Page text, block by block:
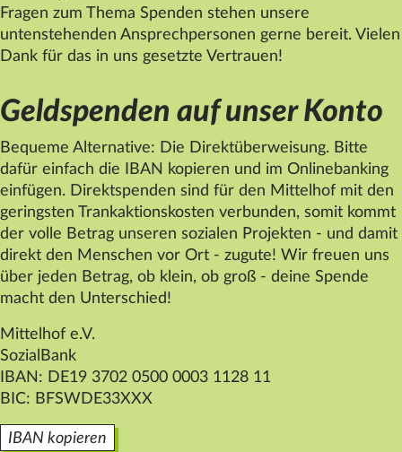
Fragen zum Thema Spenden stehen unsere
untenstehenden Ansprechpersonen gerne bereit. Vielen
Dank für das in uns gesetzte Vertrauen!
Geldspenden auf unser Konto
Bequeme Alternative: Die Direktüberweisung. Bitte
dafür einfach die IBAN kopieren und im Onlinebanking
einfügen. Direktspenden sind für den Mittelhof mit den
geringsten Trankaktionskosten verbunden, somit kommt
der volle Betrag unseren sozialen Projekten - und damit
direkt den Menschen vor Ort - zugute! Wir freuen uns
über jeden Betrag, ob klein, ob groß - deine Spende
macht den Unterschied!
Mittelhof e.V.
SozialBank
IBAN: DE19 3702 0500 0003 1128 11
BIC: BFSWDE33XXX
IBAN kopieren